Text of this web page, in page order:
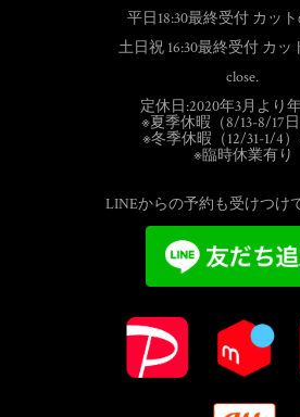
平日18:30最終受付 カット
土日祝 16:30最終受付 カッ
close.
定休日:2020年3月より
※夏季休暇（8/13-8/17日
※冬季休暇（12/31-1/4
※臨時休業有り
LINEからの予約も受けつけ